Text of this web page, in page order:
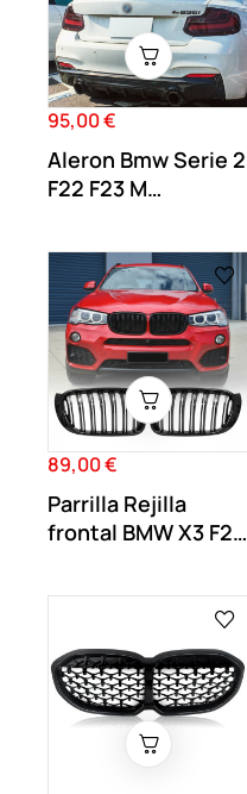
Precio
95,00 €
Aleron Bmw Serie 2
F22 F23 M
Negro...
Precio
89,00 €
Parrilla Rejilla
frontal BMW X3 F25